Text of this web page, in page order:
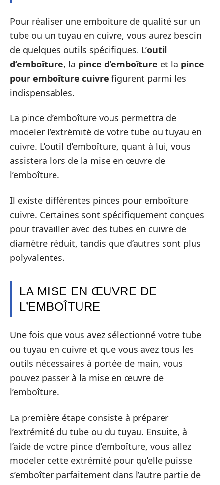
Pour réaliser une emboiture de qualité sur un
tube ou un tuyau en cuivre, vous aurez besoin
de quelques outils spécifiques. L’outil
d’emboîture, la pince d’emboîture et la pince
pour emboîture cuivre figurent parmi les
indispensables.
La pince d’emboîture vous permettra de
modeler l’extrémité de votre tube ou tuyau en
cuivre. L’outil d’emboîture, quant à lui, vous
assistera lors de la mise en œuvre de
l’emboîture.
Il existe différentes pinces pour emboîture
cuivre. Certaines sont spécifiquement conçues
pour travailler avec des tubes en cuivre de
diamètre réduit, tandis que d’autres sont plus
polyvalentes.
LA MISE EN ŒUVRE DE
L’EMBOÎTURE
Une fois que vous avez sélectionné votre tube
ou tuyau en cuivre et que vous avez tous les
outils nécessaires à portée de main, vous
pouvez passer à la mise en œuvre de
l’emboîture.
La première étape consiste à préparer
l’extrémité du tube ou du tuyau. Ensuite, à
l’aide de votre pince d’emboîture, vous allez
modeler cette extrémité pour qu’elle puisse
s’emboîter parfaitement dans l’autre partie de